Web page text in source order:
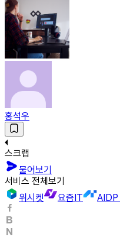
홍석우
스크랩
물어보기
서비스 전체보기
위시켓
요즘IT